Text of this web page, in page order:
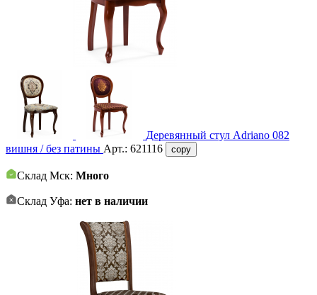
Деревянный стул Adriano 082
вишня / без патины Арт.: 621116 copy
Склад Мск: Много
Склад Уфа: нет в наличии